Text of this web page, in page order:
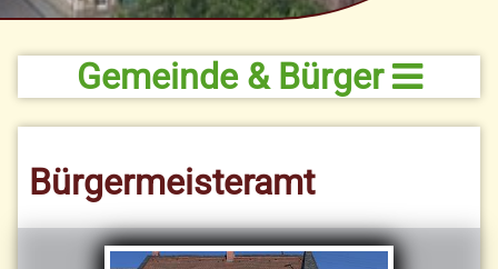
Gemeinde & Bürger
Bürgermeisteramt